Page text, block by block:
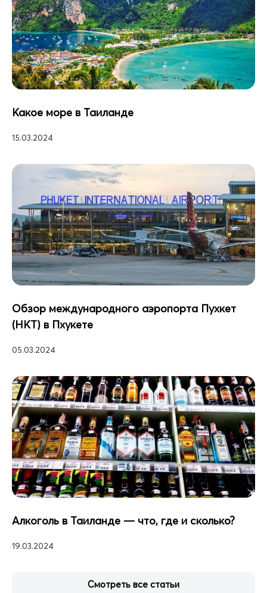
Какое море в Таиланде
15.03.2024
Обзор международного аэропорта Пухкет
(HKT) в Пхукете
05.03.2024
Алкоголь в Таиланде — что, где и сколько?
19.03.2024
Смотреть все статьи